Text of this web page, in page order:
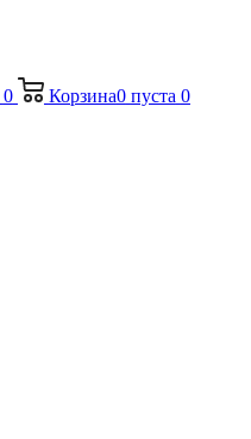
0 Корзина0 пуста 0